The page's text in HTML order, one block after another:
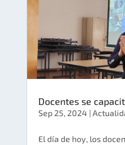
Docentes se
Sep 25, 2024 |
El día de hoy, los